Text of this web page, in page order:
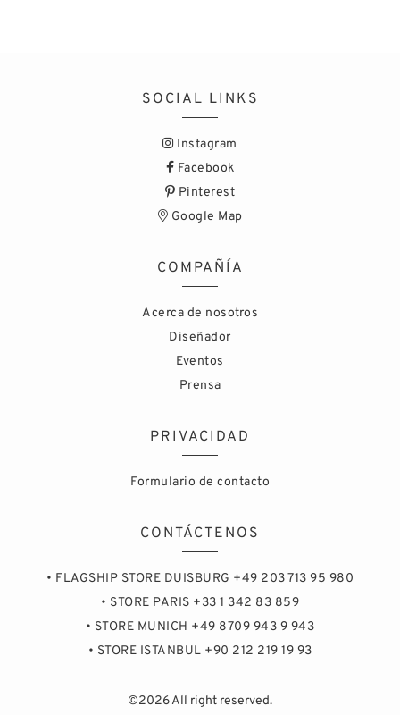
SOCIAL LINKS
Instagram
Facebook
Pinterest
Google Map
COMPAÑÍA
Acerca de nosotros
Diseñador
Eventos
Prensa
PRIVACIDAD
Formulario de contacto
CONTÁCTENOS
• FLAGSHIP STORE DUISBURG +49 203 713 95 980
• STORE PARIS +33 1 342 83 859
• STORE MUNICH +49 8709 943 9 943
• STORE ISTANBUL +90 212 219 19 93
©2026 All right reserved.